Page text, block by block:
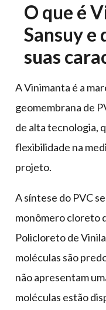
O que é
Sansuy e
suas
A Vinimanta é a
geomembrana de
de alta tecnologia,
flexibilidade na
projeto.
A síntese do PVC
monômero cloreto
Policloreto de
moléculas são
não apresentam
moléculas estão